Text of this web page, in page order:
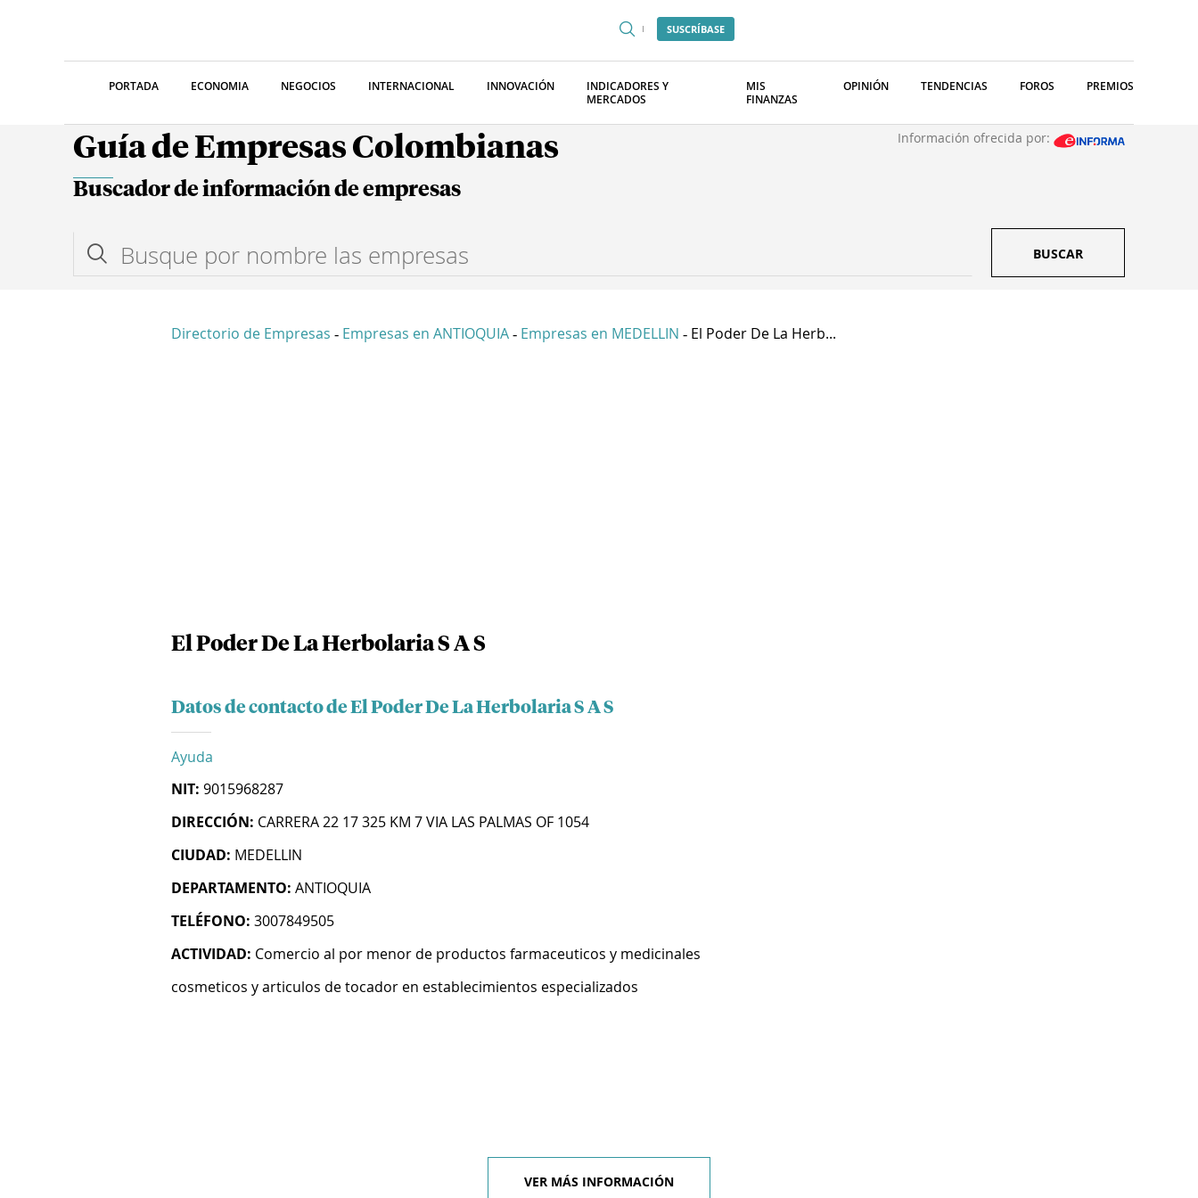
SUSCRÍBASE
PORTADA ECONOMIA NEGOCIOS INTERNACIONAL INNOVACIÓN
INDICADORES Y
MERCADOS
MIS
FINANZAS
OPINIÓN TENDENCIAS FOROS PREMIOS
Guía de Empresas Colombianas Información ofrecida por:
Buscador de información de empresas
BUSCAR
Directorio de Empresas - Empresas en ANTIOQUIA - Empresas en MEDELLIN - El Poder De La Herb...
El Poder De La Herbolaria S A S
Datos de contacto de El Poder De La Herbolaria S A S
Ayuda
NIT: 9015968287
DIRECCIÓN: CARRERA 22 17 325 KM 7 VIA LAS PALMAS OF 1054
CIUDAD: MEDELLIN
DEPARTAMENTO: ANTIOQUIA
TELÉFONO: 3007849505
ACTIVIDAD: Comercio al por menor de productos farmaceuticos y medicinales
cosmeticos y articulos de tocador en establecimientos especializados
VER MÁS INFORMACIÓN